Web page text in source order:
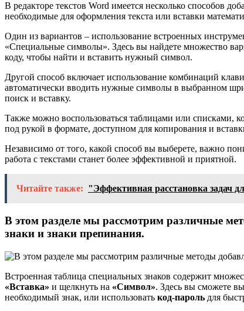
В редакторе текстов Word имеется несколько способов
необходимые для оформления текста или вставки
Один из вариантов – использование встроенных
«Специальные символы». Здесь вы найдете множество
коду, чтобы найти и вставить нужный символ.
Другой способ включает использование комбинаций
автоматически вводить нужные символы в выбранном
поиск и вставку.
Также можно воспользоваться таблицами или списками,
под рукой в формате, доступном для копирования и
Независимо от того, какой способ вы выберете, важно
работа с текстами станет более эффективной и приятной.
Читайте также: "Эффективная расстановка задач
В этом разделе мы рассмотрим различные
знаки и знаки препинания.
Встроенная таблица специальных знаков содержит
«Вставка» и щелкнуть на «Символ». Здесь вы сможете
необходимый знак, или использовать код-пароль для